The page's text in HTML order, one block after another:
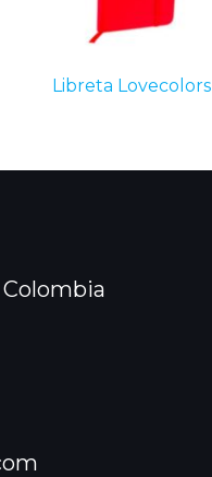
Libreta Lovecolors
Colombia